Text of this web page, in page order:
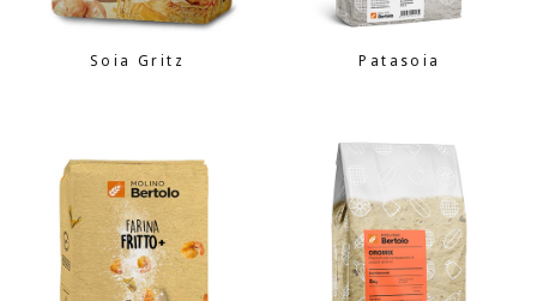
Soia Gritz Patasoia